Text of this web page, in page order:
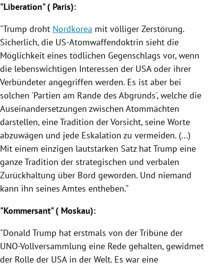
"Liberation" ( Paris):
"Trump droht Nordkorea mit völliger Zerstörung.
Sicherlich, die US-Atomwaffendoktrin sieht die
Möglichkeit eines tödlichen Gegenschlags vor, wenn
die lebenswichtigen Interessen der USAoder ihrer
Verbündeter angegriffen werden. Es ist aber bei
solchen 'Partien am Rande des Abgrunds', welche die
Auseinandersetzungen zwischen Atommächten
darstellen, eine Tradition der Vorsicht, seine Worte
abzuwägen und jede Eskalation zu vermeiden. (...)
Mit einem einzigen lautstarken Satz hatTrump eine
ganze Tradition der strategischen und verbalen
Zurückhaltung über Bord geworden. Und niemand
kann ihn seines Amtes entheben."
"Kommersant" ( Moskau):
"Donald Trump hat erstmals von der Tribüne der
UNO-Vollversammlung eine Rede gehalten, gewidmet
der Rolle der USAin der Welt. Es war eine